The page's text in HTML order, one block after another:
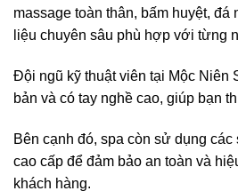
massage toàn thân, bấm huyệt, đá
liệu chuyên sâu phù hợp với từng
Đội ngũ kỹ thuật viên tại Mộc Niên
bản và có tay nghề cao, giúp bạn
Bên cạnh đó, spa còn sử dụng
cao cấp để đảm bảo an toàn và
khách hàng.